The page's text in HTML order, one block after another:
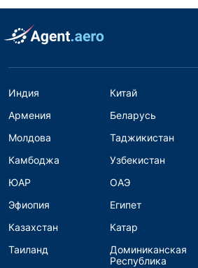
Индия Китай
Армения
Беларусь
Молдова
Таджикистан
Камбоджа
Узбекистан
ЮАР
ОАЭ
Эфиопия
Египет
Казахстан
Катар
Таиланд
Доминиканская
Республика